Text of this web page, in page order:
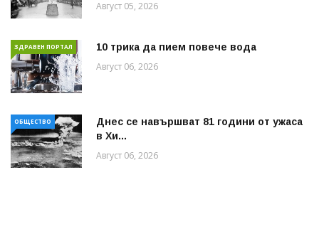
Август 05, 2026
ЗДРАВЕН ПОРТАЛ 10 трика да пием повече вода
Август 06, 2026
ОБЩЕСТВО
Днес се навършват 81 години от ужаса
в Хи...
Август 06, 2026